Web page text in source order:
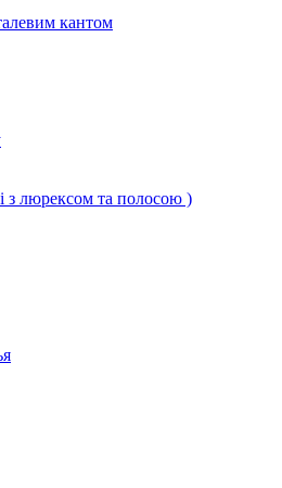
кантом
з люрексом та полосою )